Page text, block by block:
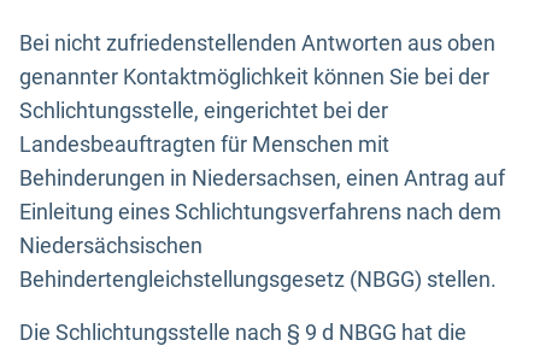
Bei nicht zufriedenstellenden Antworten aus oben
genannter Kontaktmöglichkeit können Sie bei der
Schlichtungsstelle, eingerichtet bei der
Landesbeauftragten für Menschen mit
Behinderungen in Niedersachsen, einen Antrag auf
Einleitung eines Schlichtungsverfahrens nach dem
Niedersächsischen
Behindertengleichstellungsgesetz (NBGG) stellen.
Die Schlichtungsstelle nach § 9 d NBGG hat die